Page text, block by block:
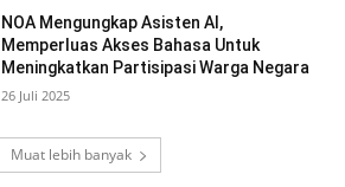
NOA Mengungkap Asisten AI,
Memperluas Akses Bahasa Untuk
Meningkatkan Partisipasi Warga Negara
26 Juli 2025
Muat lebih banyak